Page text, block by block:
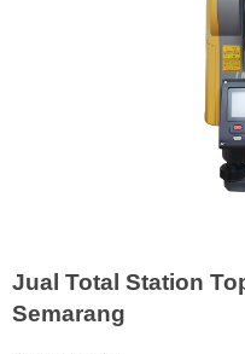
Jual Total Station
Semarang